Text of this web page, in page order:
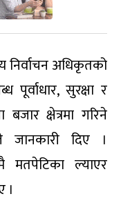
निर्वाचन अधिकृतको
पूर्वाधार, सुरक्षा र
क्षेत्रमा गरिने
जानकारी दिए ।
मतपेटिका ल्याएर
।